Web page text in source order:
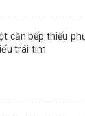
căn bếp thiếu
trái tim